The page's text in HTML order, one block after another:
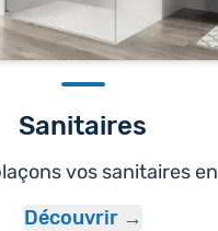
Sanitaires
vos sanitaires
Découvrir